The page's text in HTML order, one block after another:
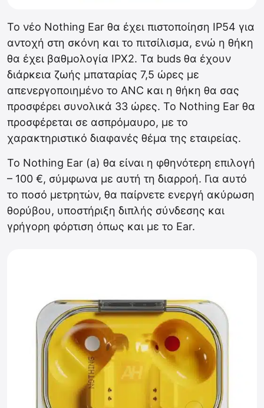
Το νέο Nothing Ear θα έχει πιστοποίηση IP54 για
αντοχή στη σκόνη και το πιτσίλισμα, ενώ η θήκη
θα έχει βαθμολογία IPX2. Τα buds θα έχουν
διάρκεια ζωής μπαταρίας 7,5 ώρες με
απενεργοποιημένο το ANC και η θήκη θα σας
προσφέρει συνολικά 33 ώρες. Το Nothing Ear θα
προσφέρεται σε ασπρόμαυρο, με το
χαρακτηριστικό διαφανές θέμα της εταιρείας.
Το Nothing Ear (a) θα είναι η φθηνότερη επιλογή
– 100 €, σύμφωνα με αυτή τη διαρροή. Για αυτό
το ποσό μετρητών, θα παίρνετε ενεργή ακύρωση
θορύβου, υποστήριξη διπλής σύνδεσης και
γρήγορη φόρτιση όπως και με το Ear.